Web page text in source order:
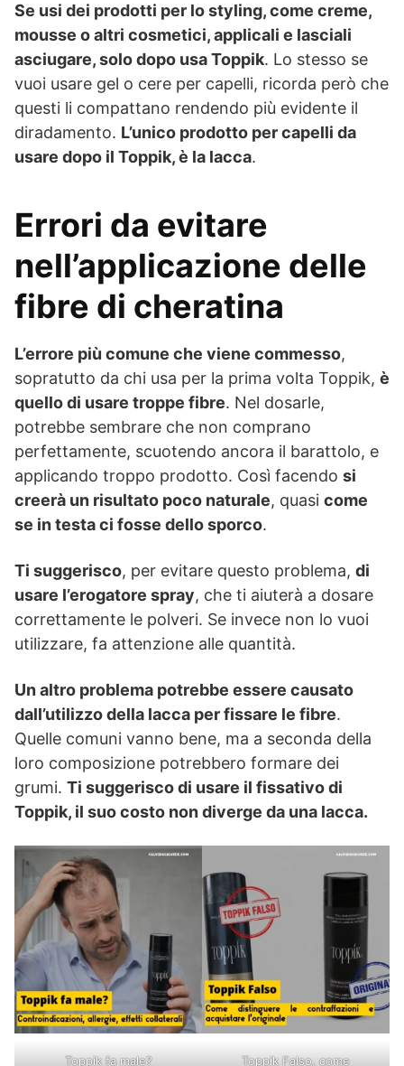
Se usi dei prodotti per lo styling, come creme,
mousse o altri cosmetici, applicali e lasciali
asciugare, solo dopo usa Toppik. Lo stesso se
vuoi usare gel o cere per capelli, ricorda però che
questi li compattano rendendo più evidente il
diradamento. L’unico prodotto per capelli da
usare dopo il Toppik, è la lacca.
Errori da evitare
nell’applicazione delle
fibre di cheratina
L’errore più comune che viene commesso,
sopratutto da chi usa per la prima volta Toppik, è
quello di usare troppe fibre. Nel dosarle,
potrebbe sembrare che non comprano
perfettamente, scuotendo ancora il barattolo, e
applicando troppo prodotto. Così facendo si
creerà un risultato poco naturale, quasi come
se in testa ci fosse dello sporco.
Ti suggerisco, per evitare questo problema, di
usare l’erogatore spray, che ti aiuterà a dosare
correttamente le polveri. Se invece non lo vuoi
utilizzare, fa attenzione alle quantità.
Un altro problema potrebbe essere causato
dall’utilizzo della lacca per fissare le fibre.
Quelle comuni vanno bene, ma a seconda della
loro composizione potrebbero formare dei
grumi. Ti suggerisco di usare il fissativo di
Toppik, il suo costo non diverge da una lacca.
Toppik fa male? Toppik Falso, come